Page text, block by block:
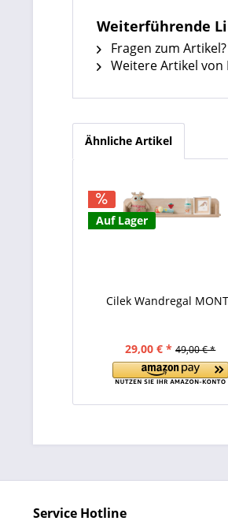
Weiterführende
Fragen zum Artikel?
Weitere Artikel von
Ähnliche Artikel
Auf Lager
Cilek Wandregal
29,00 € * 49,00 € *
Service Hotline